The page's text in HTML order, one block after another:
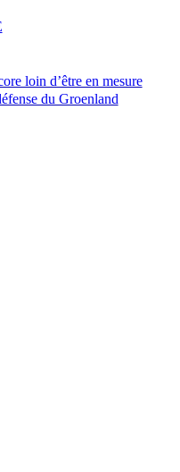
loin d’être en mesure
du Groenland